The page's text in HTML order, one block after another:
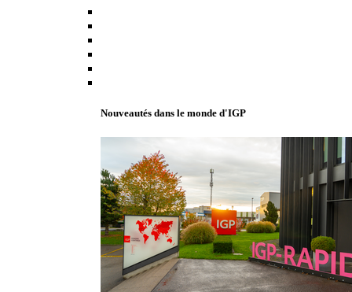
Nouveautés dans le monde d'IGP